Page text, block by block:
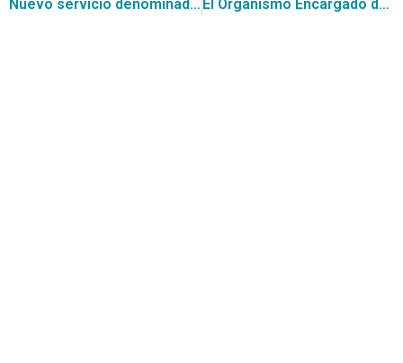
Nuevo servicio denominado “Búsqueda Inteligente de Licitaciones” que presenta CGCE El Organismo Encargado de las Compras Públicas se reúne con Gremios y Sociedad Civil para entablar conversaciones acerca del nuevo Convenio Marco de Insumos Médicos